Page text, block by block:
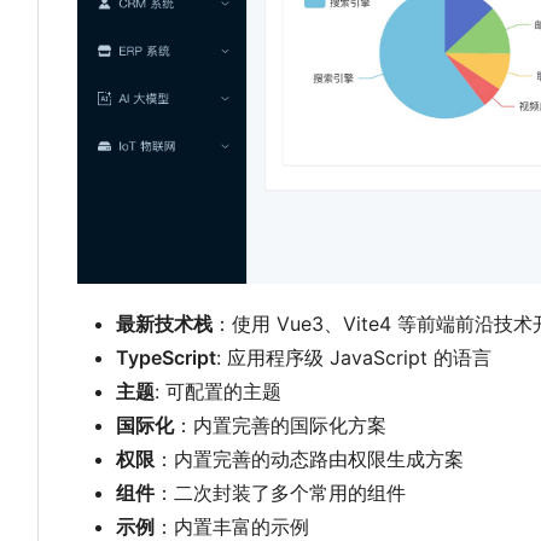
最新技术栈 ：使用 Vue3、Vite4 等前端前沿技术
TypeScript: 应用程序级 JavaScript 的语言
主题: 可配置的主题
国际化：内置完善的国际化方案
权限 ：内置完善的动态路由权限生成方案
组件：二次封装了多个常用的组件
示例 ：内置丰富的示例